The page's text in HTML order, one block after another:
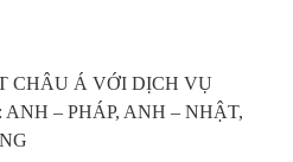
CHÂU Á VỚI DỊCH VỤ
– PHÁP, ANH – NHẬT,